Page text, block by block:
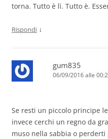
torna. Tutto è lì. Tutto è.
Rispondi ↓
gum835
06/09/2016 alle
Se resti un piccolo principe
invece cerchi un regno da
muso nella sabbia o